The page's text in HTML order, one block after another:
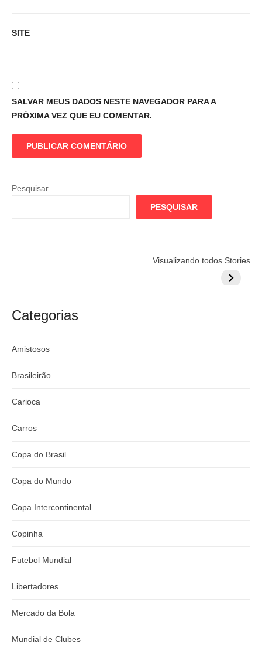
SITE
SALVAR MEUS DADOS NESTE NAVEGADOR PARA A
PRÓXIMA VEZ QUE EU COMENTAR.
Pesquisar
PESQUISAR
Visualizando todos Stories
argentino
Globo quer
Lesão
do
Categorias
Amistosos
Brasileirão
Carioca
Carros
Copa do Brasil
Copa do Mundo
Copa Intercontinental
Copinha
Futebol Mundial
Libertadores
Mercado da Bola
Mundial de Clubes